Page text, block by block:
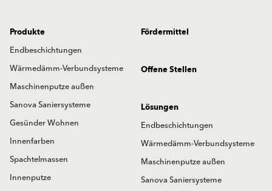
Produkte
Endbeschichtungen
Wärmedämm-Verbundsysteme
Maschinenputze außen
Sanova Saniersysteme
Gesünder Wohnen
Innenfarben
Spachtelmassen
Innenputze
Fördermittel
Offene Stellen
Lösungen
Endbeschichtungen
Wärmedämm-Verbundsysteme
Maschinenputze außen
Sanova Saniersysteme